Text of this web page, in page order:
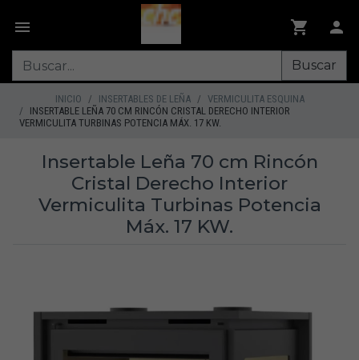
Buscar
INICIO INSERTABLES DE LEÑA
VERMICULITA ESQUINA
INSERTABLE LEÑA 70 CM RINCÓN CRISTAL DERECHO INTERIOR
VERMICULITA TURBINAS POTENCIA MÁX. 17 KW.
Insertable Leña 70 cm Rincón
Cristal Derecho Interior
Vermiculita Turbinas Potencia
Máx. 17 KW.